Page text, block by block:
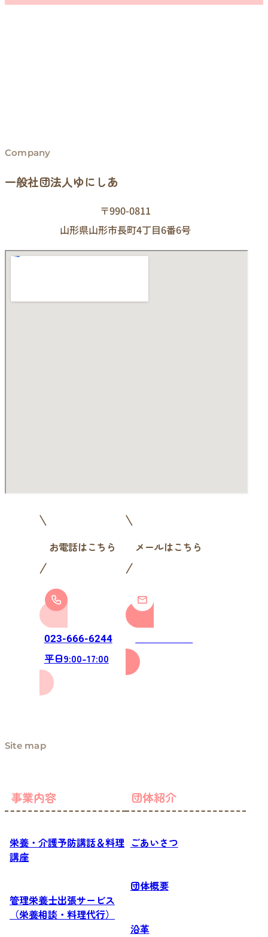
Company
一般社団法人ゆにしあ
〒990-0811
山形県山形市長町4丁目6番6号
お電話はこちら
023-666-6244
平日9:00-17:00
メールはこちら
Site map
事業内容
栄養・介護予防講話＆料理
講座
管理栄養士出張サービス
（栄養相談・料理代行）
団体紹介
ごあいさつ
団体概要
沿革